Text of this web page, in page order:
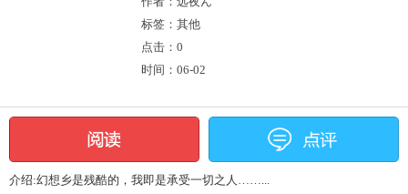
标签：其他
点击： 0
时间：06-02
介绍:幻想乡是残酷的，我即是承受一切之人……...